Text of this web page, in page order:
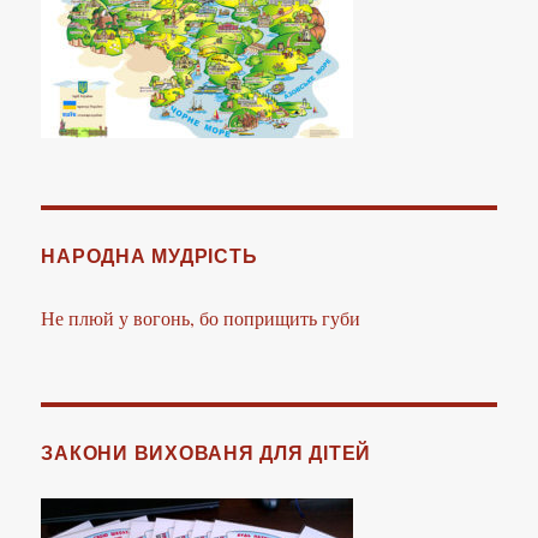
НАРОДНА МУДРІСТЬ
Не плюй у вогонь, бо поприщить губи
ЗАКОНИ ВИХОВАНЯ ДЛЯ ДІТЕЙ